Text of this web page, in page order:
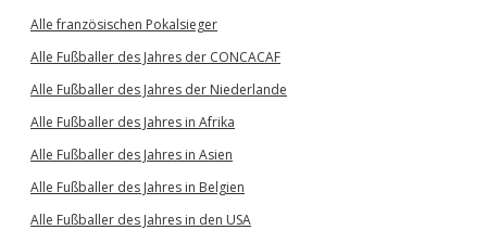
Alle französischen Pokalsieger
Alle Fußballer des Jahres der CONCACAF
Alle Fußballer des Jahres der Niederlande
Alle Fußballer des Jahres in Afrika
Alle Fußballer des Jahres in Asien
Alle Fußballer des Jahres in Belgien
Alle Fußballer des Jahres in den USA